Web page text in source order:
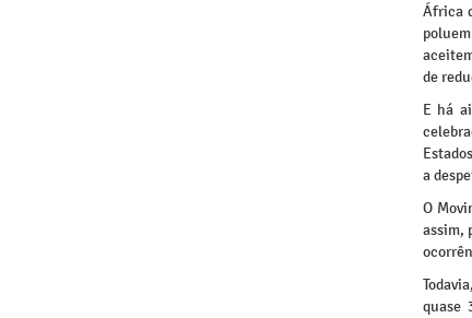
África
de
E há
a
O
assim,
quase